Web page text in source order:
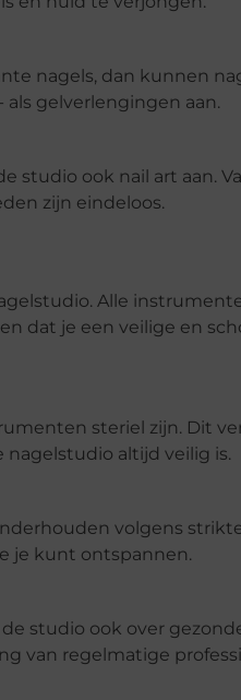
nagels, dan kunnen
gelverlengingen aan.
studio ook nail art aan.
zijn eindeloos.
Alle
dat je een veilige en
steriel zijn. Dit
nagelstudio altijd veilig is.
volgens
je kunt ontspannen.
studio ook over
van regelmatige